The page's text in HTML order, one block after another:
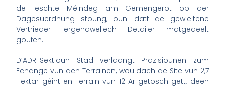
de leschte Méindeg am Gemengerot op der
Dagesuerdnung stoung, ouni datt de gewieltene
Vertrieder iergendwellech Detailer matgedeelt
goufen.
D’ADR-Sektioun Stad verlaangt Präzisiounen zum
Echange vun den Terrainen, wou dach de Site vun 2,7
Hektar géint en Terrain vun 12 Ar getosch gëtt, deen